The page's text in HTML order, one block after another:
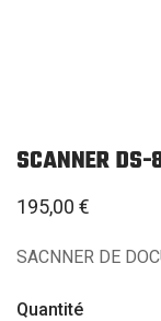
SCANNER
195,00 €
SACNNER DE
Quantité